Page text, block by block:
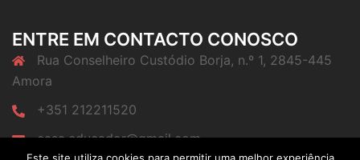
ENTRE EM CONTACTO CONOSCO
Rua Conselheiro Custódio Borja, n.º 1, 2845-445
Amora
+351 212211520
casa.educador@gmail.com